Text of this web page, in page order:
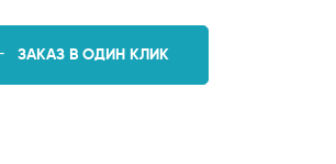
ЗАКАЗ В ОДИН КЛИК